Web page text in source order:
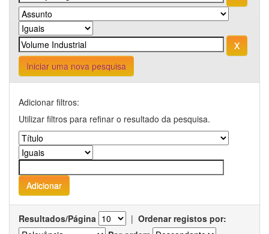
Iniciar uma nova pesquisa
Adicionar filtros:
Utilizar filtros para refinar o resultado da pesquisa.
Resultados/Página | Ordenar registos por: